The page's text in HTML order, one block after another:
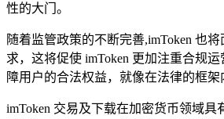
性的大门。
随着监管政策的不断完善,imToken 也
求，这将促使 imToken 更加注重合规
障用户的合法权益，就像在法律的框架
imToken 交易及下载在加密货币领域具